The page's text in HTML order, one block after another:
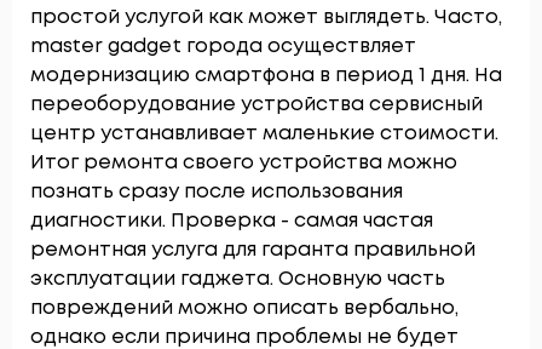
простой услугой как может выглядеть. Часто,
master gadget города осуществляет
модернизацию смартфона в период 1 дня. На
переоборудование устройства сервисный
центр устанавливает маленькие стоимости.
Итог ремонта своего устройства можно
познать сразу после использования
диагностики. Проверка - самая частая
ремонтная услуга для гаранта правильной
эксплуатации гаджета. Основную часть
повреждений можно описать вербально,
однако если причина проблемы не будет